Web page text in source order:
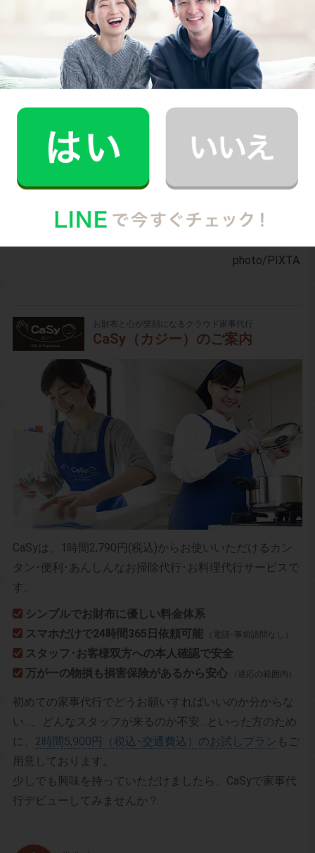
冬物家電は、来シーズンまで長期間収納しておくものが
とても多いですね。湿気とホコリを減らして収納するこ
とで、長持ちして気持ちよくすぐに使えます。
汚れたまま収納すると押入れの中でカビてしまったり、
ダニが発生して家電を出した時にアレルギー症状などが
出やすくなってしまいます。健康維持のためにもお手入
photo/PIXTA
お財布と心が笑顔になるクラウド家事代行
CaSy（カジー）のご案内
CaSyは、1時間2,790円(税込)からお使いいただけるカン
タン･便利･あんしんなお掃除代行･お料理代行サービスで
す。
シンプルでお財布に優しい料金体系
スマホだけで24時間365日依頼可能
（電話･事前訪問なし）
スタッフ･お客様双方への本人確認で安全
万が一の物損も損害保険があるから安心
（適応の範囲内）
初めての家事代行でどうお願いすればいいのか分からな
い…、どんなスタッフが来るのか不安…といった方のため
に、 2時間5,900円（税込･交通費込）のお試しプラン もご
用意しております。
少しでも興味を持っていただけましたら、CaSyで家事代
行デビューしてみませんか？